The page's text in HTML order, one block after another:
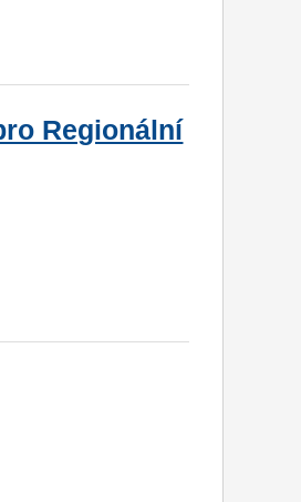
Regionální